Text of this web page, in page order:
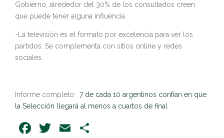
Gobierno, alrededor del 30% de los consultados creen
que puede tener alguna influencia.
-La televisión es el formato por excelencia para ver los
partidos. Se complementa con sitios online y redes
sociales.
Informe completo: 7 de cada 10 argentinos confían en que
la Selección llegará al menos a cuartos de final
Facebook
Twitter
Email